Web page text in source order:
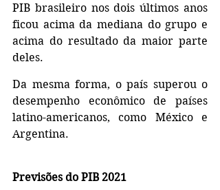
PIB brasileiro nos dois últimos anos
ficou acima da mediana do grupo e
acima do resultado da maior parte
deles.
Da mesma forma, o país superou o
desempenho econômico de países
latino-americanos, como México e
Argentina.
Previsões do PIB 2021